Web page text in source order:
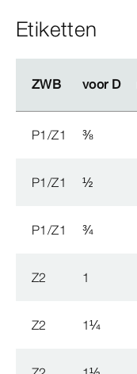
Etiketten
ZWB voor D
ZWB voor D
P1/Z1 ⅜
P1/Z1 ½
P1/Z1 ¾
Z2 1
Z2 1¼